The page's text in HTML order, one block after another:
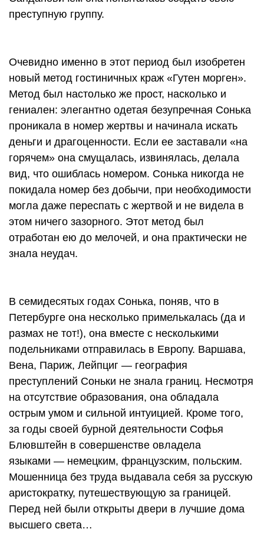
преступную группу.
Очевидно именно в этот период был изобретен
новый метод гостиничных краж «Гутен морген».
Метод был настолько же прост, насколько и
гениален: элегантно одетая безупречная Сонька
проникала в номер жертвы и начинала искать
деньги и драгоценности. Если ее заставали «на
горячем» она смущалась, извинялась, делала
вид, что ошиблась номером. Сонька никогда не
покидала номер без добычи, при необходимости
могла даже переспать с жертвой и не видела в
этом ничего зазорного. Этот метод был
отработан ею до мелочей, и она практически не
знала неудач.
В семидесятых годах Сонька, поняв, что в
Петербурге она несколько примелькалась (да и
размах не тот!), она вместе с несколькими
подельниками отправилась в Европу. Варшава,
Вена, Париж, Лейпциг — география
преступлений Соньки не знала границ. Несмотря
на отсутствие образования, она обладала
острым умом и сильной интуицией. Кроме того,
за годы своей бурной деятельности Софья
Блювштейн в совершенстве овладела
языками — немецким, французским, польским.
Мошенница без труда выдавала себя за русскую
аристократку, путешествующую за границей.
Перед ней были открыты двери в лучшие дома
высшего света…